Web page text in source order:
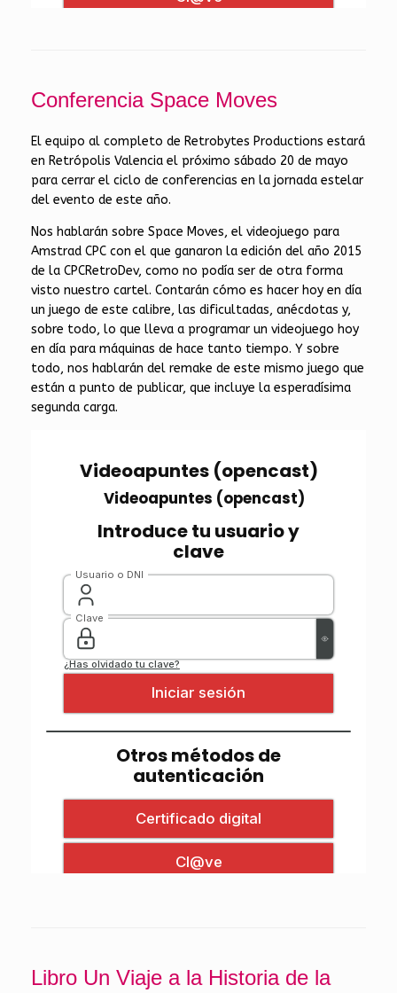
Conferencia Space Moves
El equipo al completo de Retrobytes Productions estará
en Retrópolis Valencia el próximo sábado 20 de mayo
para cerrar el ciclo de conferencias en la jornada estelar
del evento de este año.
Nos hablarán sobre Space Moves, el videojuego para
Amstrad CPC con el que ganaron la edición del año 2015
de la CPCRetroDev, como no podía ser de otra forma
visto nuestro cartel. Contarán cómo es hacer hoy en día
un juego de este calibre, las dificultadas, anécdotas y,
sobre todo, lo que lleva a programar un videojuego hoy
en día para máquinas de hace tanto tiempo. Y sobre
todo, nos hablarán del remake de este mismo juego que
están a punto de publicar, que incluye la esperadísima
segunda carga.
Libro Un Viaje a la Historia de la